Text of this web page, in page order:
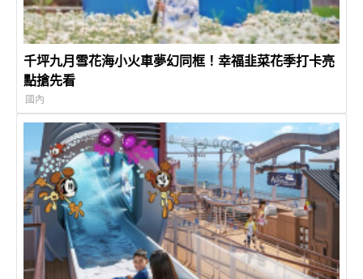
千坪九月雪花海小火車夢幻同框！幸福韭菜花季打卡亮
點搶先看
國內